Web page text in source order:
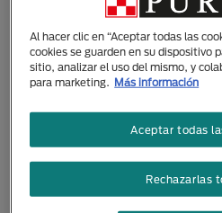
Al hacer clic en “Aceptar todas las
cookies se guarden en su dispositivo
sitio, analizar el uso del mismo, y
para marketing. Más información
Rechazarlas
Aceptar todas